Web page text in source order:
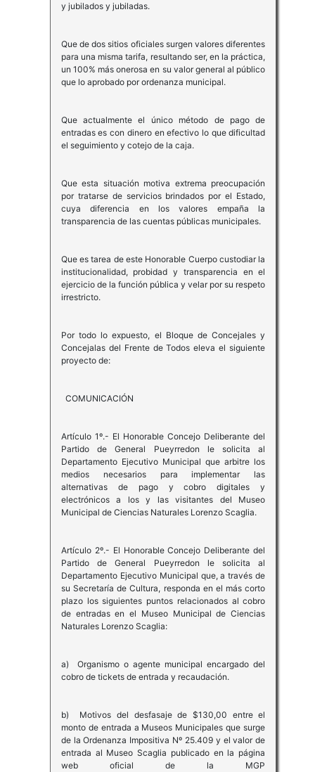
y jubilados y jubiladas.
Que de dos sitios oficiales surgen valores diferentes
para una misma tarifa, resultando ser, en la práctica,
un 100% más onerosa en su valor general al público
que lo aprobado por ordenanza municipal.
Que actualmente el único método de pago de
entradas es con dinero en efectivo lo que dificultad
el seguimiento y cotejo de la caja.
Que esta situación motiva extrema preocupación
por tratarse de servicios brindados por el Estado,
cuya diferencia en los valores empaña la
transparencia de las cuentas públicas municipales.
Que es tarea de este Honorable Cuerpo custodiar la
institucionalidad, probidad y transparencia en el
ejercicio de la función pública y velar por su respeto
irrestricto.
Por todo lo expuesto, el Bloque de Concejales y
Concejalas del Frente de Todos eleva el siguiente
proyecto de:
COMUNICACIÓN
Artículo 1º.- El Honorable Concejo Deliberante del
Partido de General Pueyrredon le solicita al
Departamento Ejecutivo Municipal que arbitre los
medios necesarios para implementar las
alternativas de pago y cobro digitales y
electrónicos a los y las visitantes del Museo
Municipal de Ciencias Naturales Lorenzo Scaglia.
Artículo 2º.- El Honorable Concejo Deliberante del
Partido de General Pueyrredon le solicita al
Departamento Ejecutivo Municipal que, a través de
su Secretaría de Cultura, responda en el más corto
plazo los siguientes puntos relacionados al cobro
de entradas en el Museo Municipal de Ciencias
Naturales Lorenzo Scaglia:
a) Organismo o agente municipal encargado del
cobro de tickets de entrada y recaudación.
b) Motivos del desfasaje de $130,00 entre el
monto de entrada a Museos Municipales que surge
de la Ordenanza Impositiva Nº 25.409 y el valor de
entrada al Museo Scaglia publicado en la página
web oficial de la MGP